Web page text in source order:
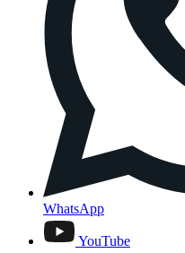
WhatsApp
YouTube